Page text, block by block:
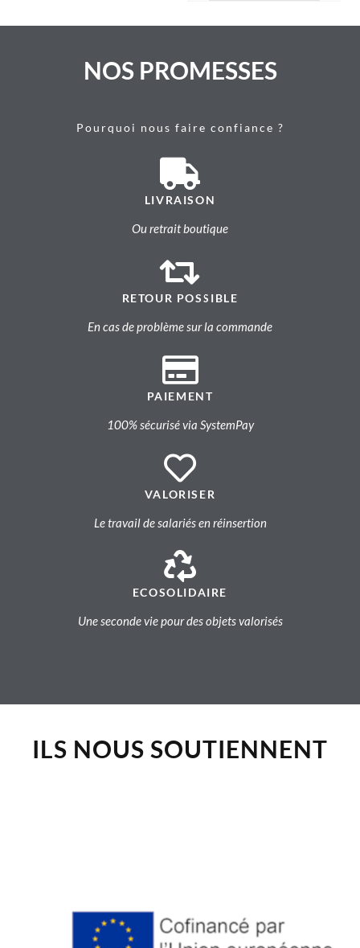
NOS PROMESSES
Pourquoi nous faire confiance ?
LIVRAISON
Ou retrait boutique
RETOUR POSSIBLE
En cas de problème sur la commande
PAIEMENT
100% sécurisé via SystemPay
VALORISER
Le travail de salariés en réinsertion
ECOSOLIDAIRE
Une seconde vie pour des objets valorisés
ILS NOUS SOUTIENNENT